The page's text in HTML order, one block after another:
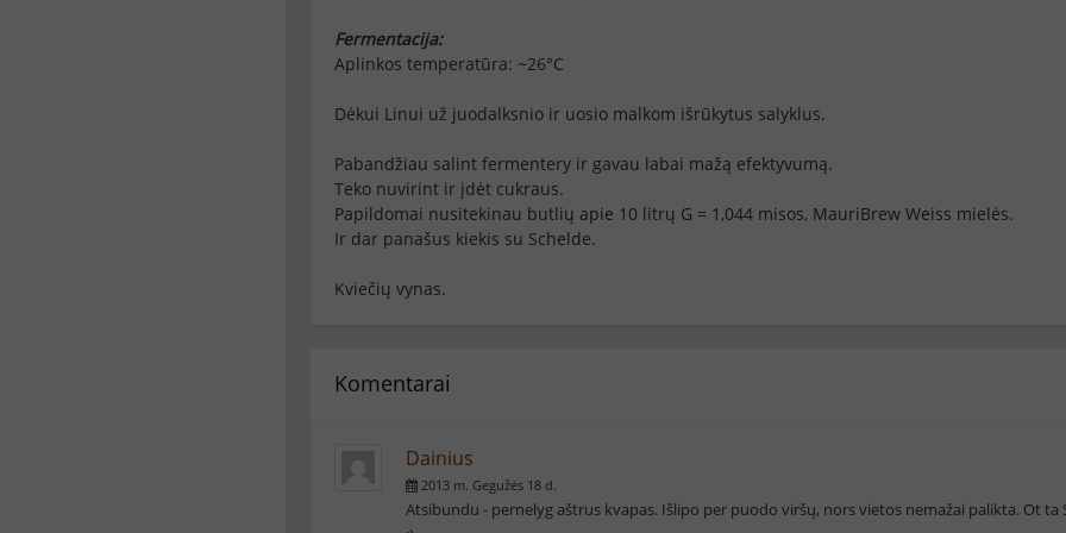
Fermentacija:
Aplinkos temperatūra: ~26°C
Dėkui Linui už juodalksnio ir uosio malkom išrūkytus salyklus.
Pabandžiau salint fermentery ir gavau labai mažą efektyvumą.
Teko nuvirint ir įdėt cukraus.
Papildomai nusitekinau butlių apie 10 litrų G = 1,044 misos, MauriBrew Weiss mielės.
Ir dar panašus kiekis su Schelde.
Kviečių vynas.
Komentarai
Dainius
2013 m. Gegužės 18 d.
Atsibundu - pernelyg aštrus kvapas. Išlipo per puodo viršų, nors vietos nemažai palikta. Ot ta